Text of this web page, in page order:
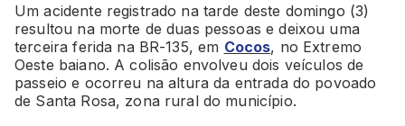
Um acidente registrado na tarde deste domingo (3)
resultou na morte de duas pessoas e deixou uma
terceira ferida na BR-135, em Cocos, no Extremo
Oeste baiano. A colisão envolveu dois veículos de
passeio e ocorreu na altura da entrada do povoado
de Santa Rosa, zona rural do município.